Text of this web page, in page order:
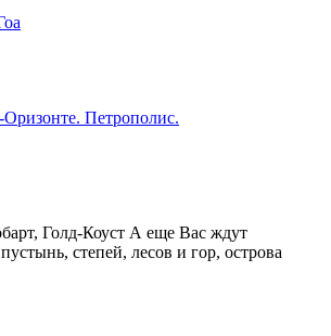
Петрополис.
Голд-Коуст А еще Вас ждут
степей, лесов и гор, острова